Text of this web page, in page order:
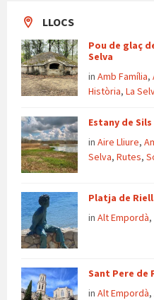
LLOCS
Pou de glaç
Selva
in Amb Família,
Història, La
Estany de Sils
in Aire Lliure,
Selva, Rutes,
Platja de
in Alt Empordà,
Sant Pere de
in Alt Empordà,